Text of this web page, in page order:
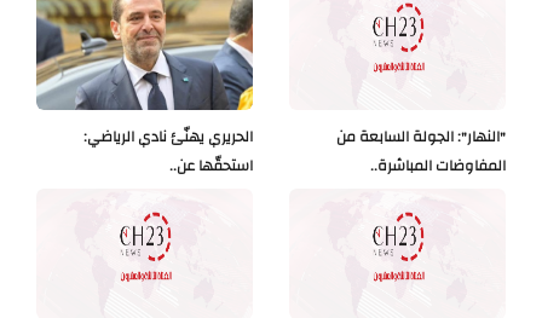
الحريري يهنّئ نادي الرياضي:
استحقّها عن..
"النهار": الجولة السابعة من
المفاوضات المباشرة..